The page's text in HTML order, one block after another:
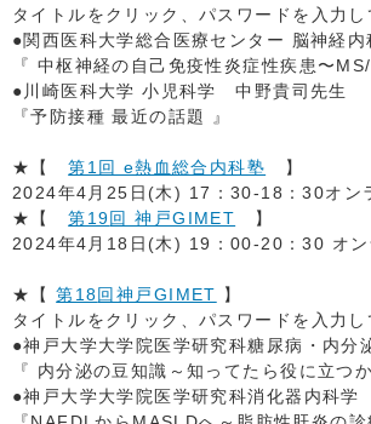
タイトルをクリック、パスワードを入力
●関西医科大学総合医療センター 脳神経
『 中枢神経の自己免疫性炎症性疾患〜
●川崎医科大学 小児科学 中野貴司先生
『予防接種 最近の話題 』
★【第1回 e熱血総合内科塾 】
2024年4月25日(木) 17：30-18：30オン
★【第19回 神戸GIMET 】
2024年4月18日(木) 19：00-20：30 オン
★【第18回神戸GIMET 】
タイトルをクリック、パスワードを入力
●神戸大学大学院医学研究科糖尿病・内
『 内分泌の豆知識～知ってたら役に立つ
●神戸大学大学院医学研究科消化器内科